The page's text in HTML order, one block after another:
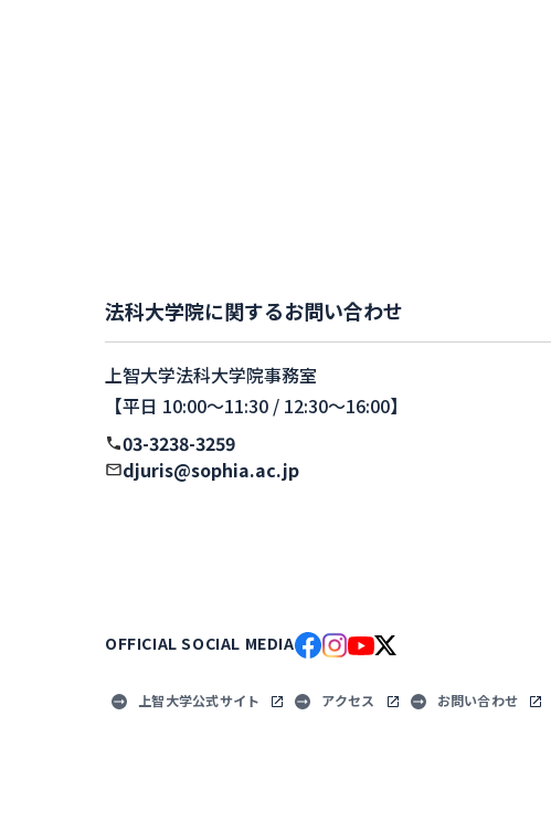
法科大学院に関するお問い合わせ
上智大学法科大学院事務室
【平日 10:00〜11:30 / 12:30〜16:00】
03-3238-3259
djuris@sophia.ac.jp
OFFICIAL SOCIAL MEDIA
上智大学公式サイト アクセス お問い合わせ